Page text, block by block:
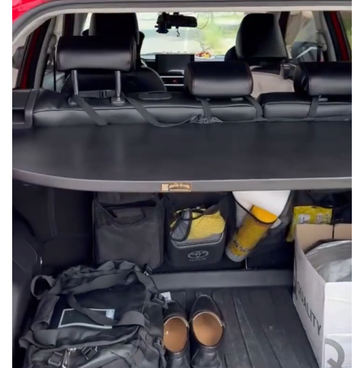
BỌC
GHẾ
DA
Ô
TÔ
PHỤ
KIỆN
XE
CAO
CẤP
CHƠI
XE
ĐỒ
CÔNG
NGHỆ
KHÁC